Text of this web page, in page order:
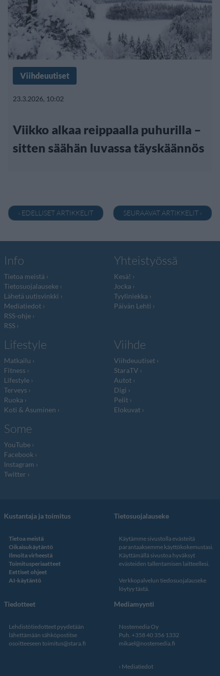
Viihdeuutiset
23.3.2026, 10:02
Viikko alkaa reippaalla puhurilla –
sitten säähän luvassa täyskäännös
‹ EDELLISET ARTIKKELIT SEURAAVAT ARTIKKELIT ›
Info
Tietoa meistä
Tietosuojalauseke
Lähetä uutisvinkki
Mediatiedot
RSS-ohje
RSS
Yhteistyössä
Kesä!
Jocka
Tyyliniekka
Päivän Lehti
Lifestyle
Matkailu
Fitness
Lifestyle
Terveys
Ruoka
Koti & Asuminen
Viihde
Viihdeuutiset
StaraTV
Autot
Digi
Pelit
Elokuvat
Some
YouTube
Facebook
Instagram
Twitter
Kustantaja ja toimitus
Tietoa meistä
Oikaisukäytäntö
Ilmoita virheestä
Toimitusperiaatteet
Eettiset ohjeet
AI-käytäntö
Tietosuojalauseke
Käytämme sivustolla evästeitä
parantaaksemme käyttökokemustasi.
Käyttämällä sivustoa hyväksyt
evästeiden tallentamisen laitteellesi.
Verkkopalvelun tiedosuojalauseke
löytyy tästä
Tiedotteet
Lehdistötiedotteet pyydetään
lähettämään sähköpostitse
osoitteeseen toimitus@stara.fi
Mediamyynti
Nostemedia Oy
Puh. +358 40 356 1332
mikael@nostemedia.fi
Mediatiedot